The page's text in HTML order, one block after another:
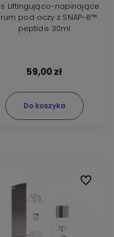
Liftingująco-napinające
pod oczy z SNAP-8™
peptide 30ml
59,00 zł
Do koszyka
Do